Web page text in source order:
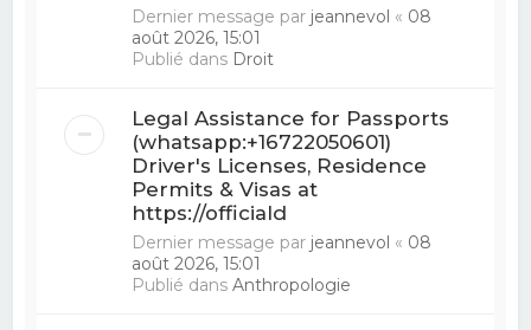
Dernier message par jeannevol « 08
août 2026, 15:01
Publié dans Droit
Legal Assistance for Passports
(whatsapp:+16722050601)
Driver's Licenses, Residence
Permits & Visas at
https://officiald
Dernier message par jeannevol « 08
août 2026, 15:01
Publié dansAnthropologie